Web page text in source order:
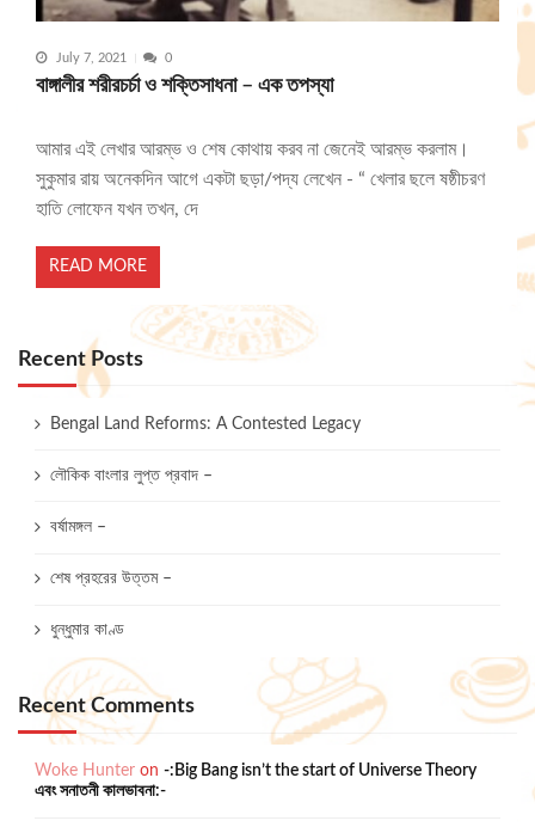
July 7, 2021 0
বাঙ্গালীর শরীরচর্চা ও শক্তিসাধনা – এক তপস্যা
আমার এই লেখার আরম্ভ ও শেষ কোথায় করব না জেনেই আরম্ভ করলাম।
সুকুমার রায় অনেকদিন আগে একটা ছড়া/পদ্য লেখেন - “ খেলার ছলে ষষ্ঠীচরণ
হাতি লোফেন যখন তখন, দে
READ MORE
Recent Posts
Bengal Land Reforms: A Contested Legacy
লৌকিক বাংলার লুপ্ত প্রবাদ –
বর্ষামঙ্গল –
শেষ প্রহরের উত্তম –
ধুন্ধুমার কাণ্ড
Recent Comments
Woke Hunter on -:Big Bang isn’t the start of Universe Theory
এবং সনাতনী কালভাবনা:-